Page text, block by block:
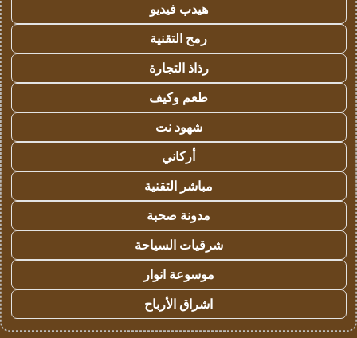
هيدب فيديو
رمح التقنية
رذاذ التجارة
طعم وكيف
شهود نت
أركاني
مباشر التقنية
مدونة صحبة
شرقيات السياحة
موسوعة انوار
اشراق الأرباح